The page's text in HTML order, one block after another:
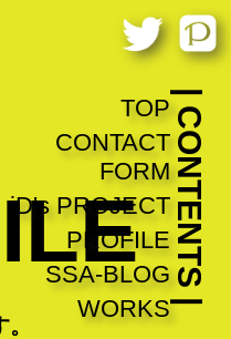
| CONTENTS |
TOP
CONTACT
FORM
iD's PROJECT
PROFILE
SSA-BLOG
WORKS